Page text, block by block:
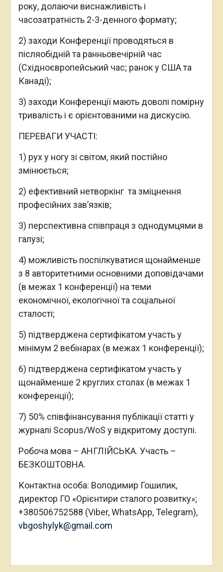
року, долаючи виснажливість і
часозатратність 2-3-денного формату;
2) заходи Конференції проводяться в
післяобідній та ранньовечірній час
(Східноєвропейський час; ранок у США та
Канаді);
3) заходи Конференції мають доволі помірну
тривалість і є орієнтованими на дискусію.
ПЕРЕВАГИ УЧАСТІ:
1) рух у ногу зі світом, який постійно
змінюється;
2) ефективний нетворкінг та зміцнення
професійних зав’язків;
3) перспективна співпраця з однодумцями в
галузі;
4) можливість поспілкуватися щонайменше
з 8 авторитетними основними доповідачами
(в межах 1 конференції) на теми
економічної, екологічної та соціальної
сталості;
5) підтверджена сертифікатом участь у
мінімум 2 вебінарах (в межах 1 конференції);
6) підтверджена сертифікатом участь у
щонайменше 2 круглих столах (в межах 1
конференції);
7) 50% співфінансування публікації статті у
журналі Scopus/WoS у відкритому доступі.
Робоча мова – АНГЛІЙСЬКА. Участь –
БЕЗКОШТОВНА.
Контактна особа: Володимир Гошилик,
директор ГО «Орієнтири сталого розвитку»;
+380506752588 (Viber, WhatsApp, Telegram),
vbgoshylyk@gmail.com